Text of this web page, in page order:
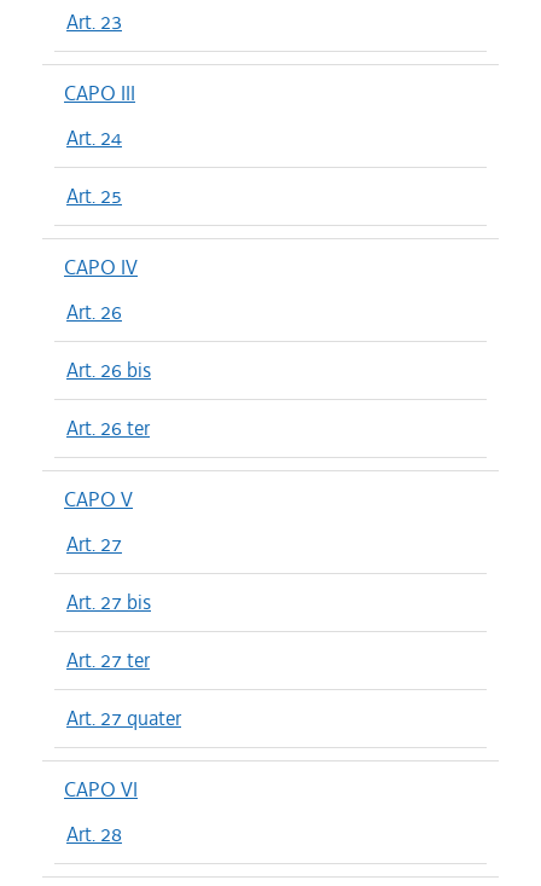
Art. 23
CAPO III
Art. 24
Art. 25
CAPO IV
Art. 26
Art. 26 bis
Art. 26 ter
CAPO V
Art. 27
Art. 27 bis
Art. 27 ter
Art. 27 quater
CAPO VI
Art. 28